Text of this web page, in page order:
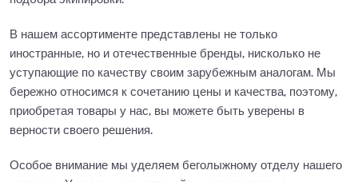
В нашем ассортименте представлены не только
иностранные, но и отечественные бренды, нисколько не
уступающие по качеству своим зарубежным аналогам. Мы
бережно относимся к сочетанию цены и качества, поэтому,
приобретая товары у нас, вы можете быть уверены в
верности своего решения.
Особое внимание мы уделяем беголыжному отделу нашего